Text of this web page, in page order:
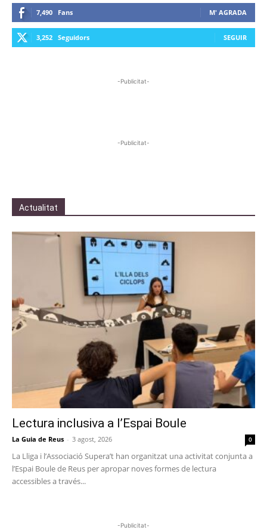
7,490 Fans M' AGRADA
3,252 Seguidors SEGUIR
-Publicitat-
-Publicitat-
Actualitat
Lectura inclusiva a l’Espai Boule
La Guia de Reus - 3 agost, 2026 0
La Lliga i l’Associació Supera’t han organitzat una activitat conjunta a
l’Espai Boule de Reus per apropar noves formes de lectura
accessibles a través...
-Publicitat-